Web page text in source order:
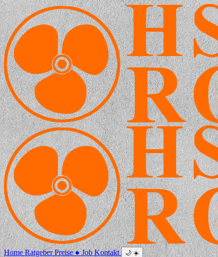
HomeRatgeberPreise● JobKontakt 🌙 ☀️